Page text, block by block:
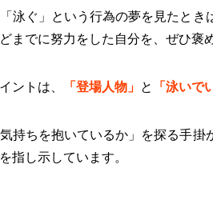
泳ぐ」という行為の夢を見たとき
までに努力をした自分を、ぜひ褒
ントは、 「 登場人物 」 と 「 泳いで
持ちを抱いているか」を探る手掛
指し示しています。